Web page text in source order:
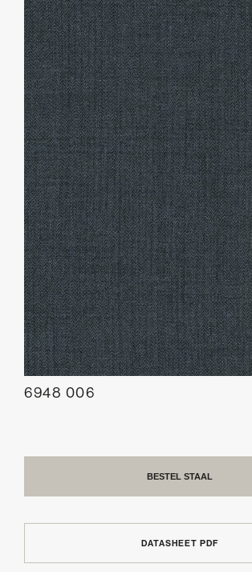
6948 006
BESTEL STAAL
DATASHEET PDF